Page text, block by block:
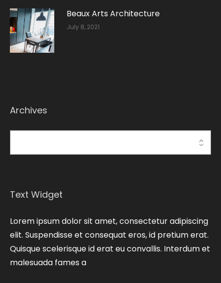
Beaux Arts Architecture
July 8, 2021
Archives
Text Widget
Lorem ipsum dolor sit amet, consectetur adipiscing
elit. Suspendisse et consequat eros, id pretium erat.
Quisque scelerisque id erat eu convallis. Interdum et
malesuada fames a